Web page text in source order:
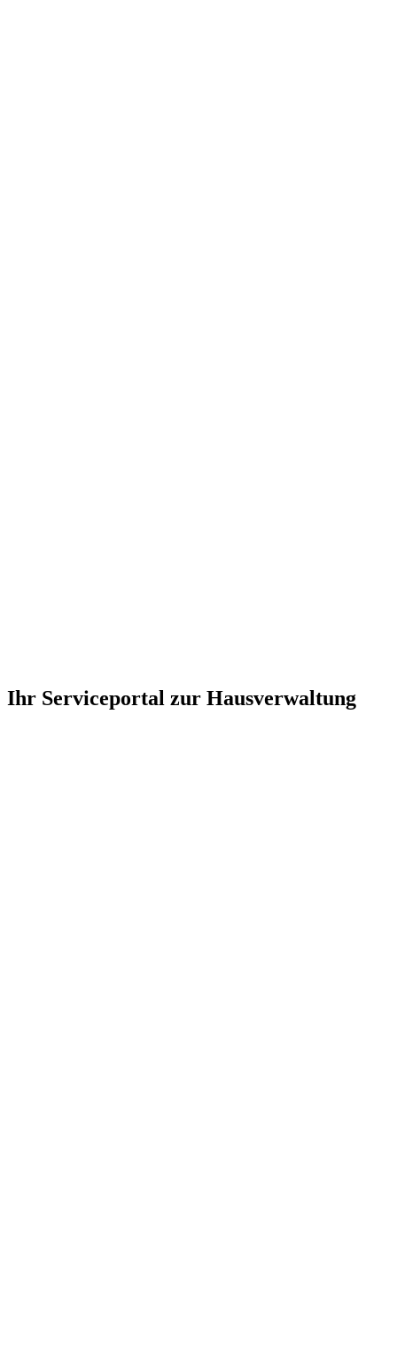
Ihr Serviceportal zur Hausverwaltung